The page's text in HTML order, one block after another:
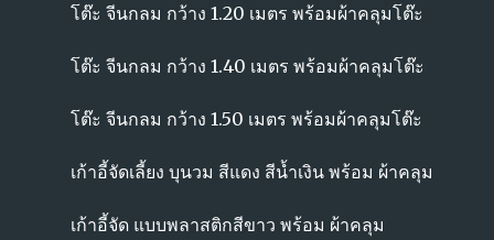
โต๊ะ จีนกลม กว้าง 1.20 เมตร พร้อมผ้าคลุมโต๊ะ
โต๊ะ จีนกลม กว้าง 1.40 เมตร พร้อมผ้าคลุมโต๊ะ
โต๊ะ จีนกลม กว้าง 1.50 เมตร พร้อมผ้าคลุมโต๊ะ
เก้าอี้จัดเลี้ยง บุนวม สีแดง สีน้ำเงิน พร้อม ผ้าคลุม
เก้าอี้จัด แบบพลาสติกสีขาว พร้อม ผ้าคลุม